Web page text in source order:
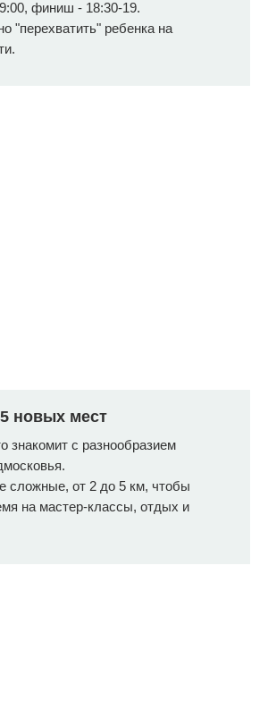
финиш - 18:30-19.
"перехватить" ребенка на
новых мест
знакомит с разнообразием
сложные, от 2 до 5 км, чтобы
на мастер-классы, отдых и